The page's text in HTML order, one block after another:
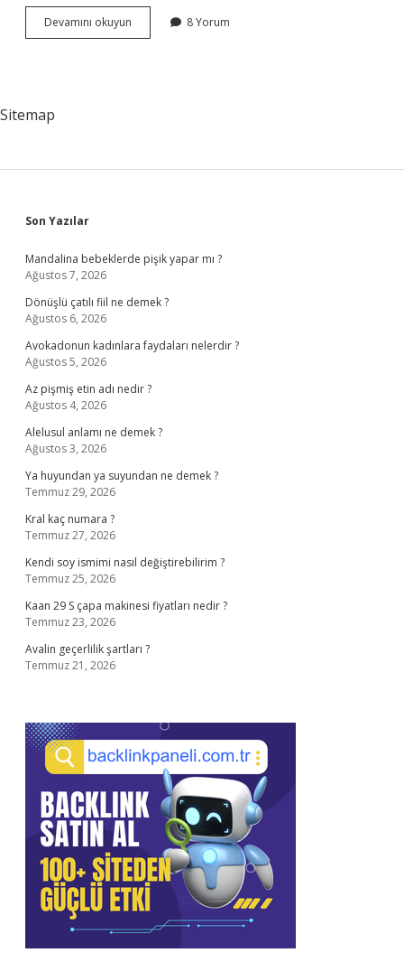
Devamını okuyun Yönetim
Sürecinin
8 Yorum
Sitemap
Sidebar
Son Yazılar
Mandalina bebeklerde pişik yapar mı ?
Ağustos 7, 2026
Dönüşlü çatılı fiil ne demek ?
Ağustos 6, 2026
Avokadonun kadınlara faydaları nelerdir ?
Ağustos 5, 2026
Az pişmiş etin adı nedir ?
Ağustos 4, 2026
Alelusul anlamı ne demek ?
Ağustos 3, 2026
Ya huyundan ya suyundan ne demek ?
Temmuz 29, 2026
Kral kaç numara ?
Temmuz 27, 2026
Kendi soy ismimi nasıl değiştirebilirim ?
Temmuz 25, 2026
Kaan 29 S çapa makinesi fiyatları nedir ?
Temmuz 23, 2026
Avalin geçerlilik şartları ?
Temmuz 21, 2026